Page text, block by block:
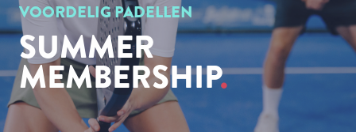
VOORDELIG PADELLEN
SUMMER
MEMBERSHIP